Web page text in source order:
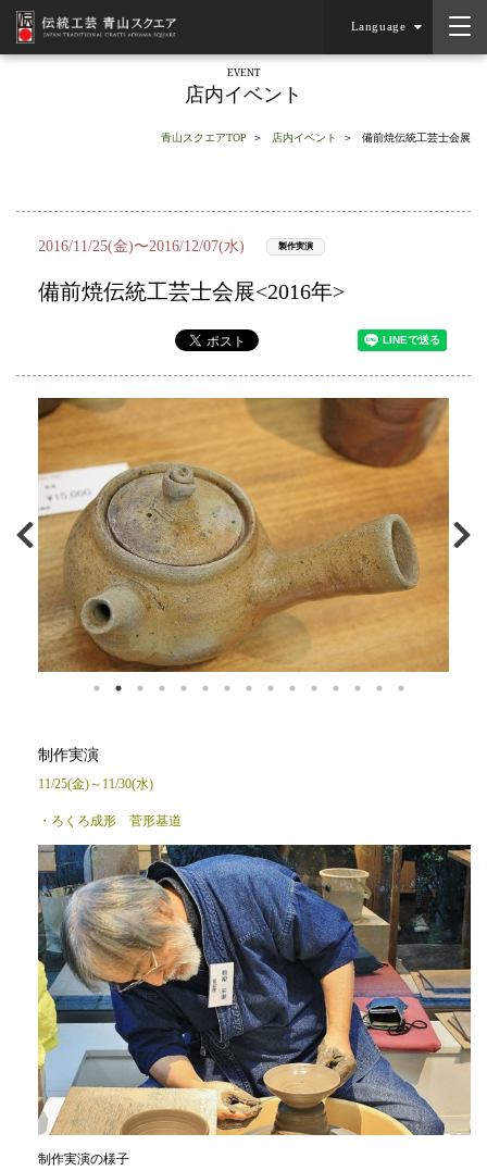
Language
EVENT
店内イベント
青山スクエアTOP 店内イベント 備前焼伝統工芸士会展
2016/11/25(金)〜2016/12/07(水) 製作実演
備前焼伝統工芸士会展<2016年>
制作実演
11/25(金)～11/30(水)
・ろくろ成形 菅形基道
制作実演の様子